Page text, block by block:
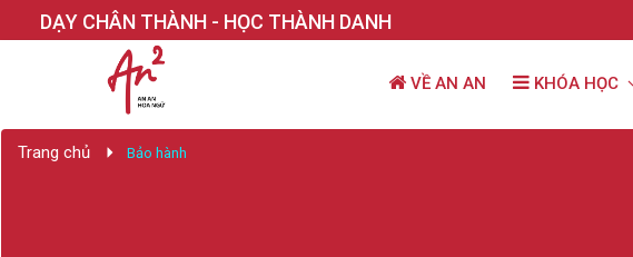
DẠY CHÂN THÀNH - HỌC THÀNH DANH
VỀ AN AN KHÓA HỌC
Trang chủ Bảo hành